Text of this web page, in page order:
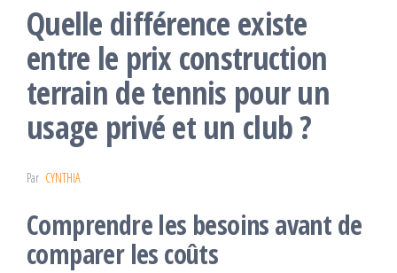
Quelle différence existe
entre le prix construction
terrain de tennis pour un
usage privé et un club ?
Par CYNTHIA
Comprendre les besoins avant de
comparer les coûts